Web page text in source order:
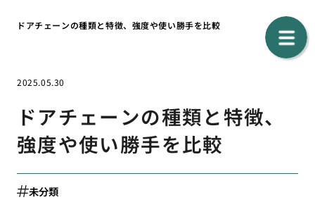
ドアチェーンの種類と特徴、強度や使い勝手を比較
2025.05.30
ドアチェーンの種類と特徴、
強度や使い勝手を比較
未分類